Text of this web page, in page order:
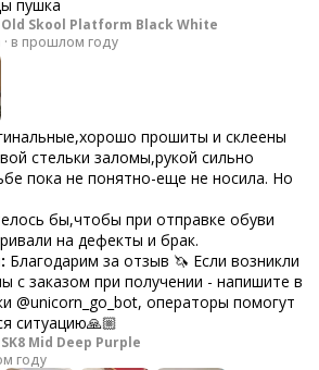
пушка
Skool Platform Black White
· в прошлом году
прошиты и склеены
стельки заломы,рукой сильно
пока не понятно-еще не носила. Но
бы,чтобы при отправке обуви
на дефекты и брак.
Благодарим за отзыв 🦄 Если возникли
с заказом при получении - напишите в
@unicorn_go_bot, операторы помогут
ситуацию🙏🏼
Mid Deep Purple
году